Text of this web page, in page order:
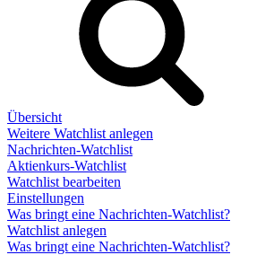
Übersicht
Weitere Watchlist anlegen
Nachrichten-Watchlist
Aktienkurs-Watchlist
Watchlist bearbeiten
Einstellungen
Was bringt eine Nachrichten-Watchlist?
Watchlist anlegen
Was bringt eine Nachrichten-Watchlist?